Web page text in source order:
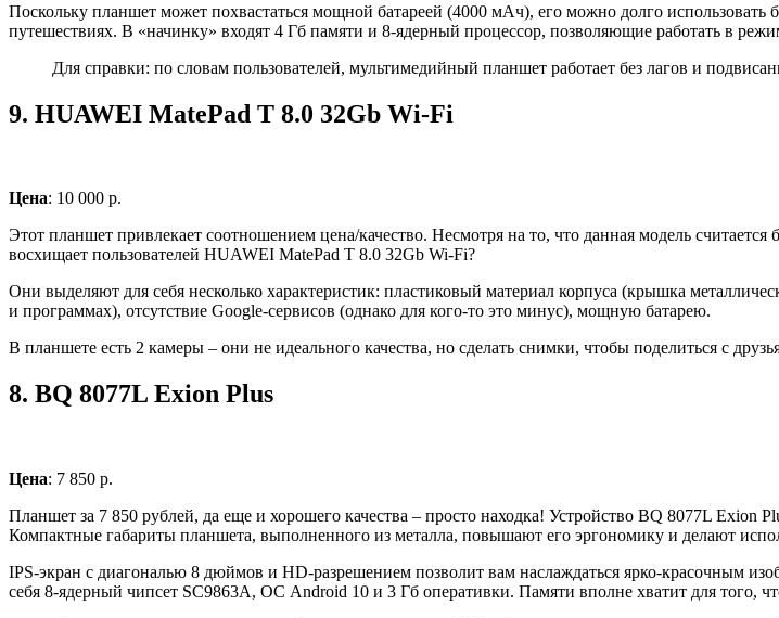
Поскольку планшет может похвастаться мощной батареей (4000 мАч), его можно долго использовать
путешествиях. В «начинку» входят 4 Гб памяти и 8-ядерный процессор, позволяющие работать в
Для справки: по словам пользователей, мультимедийный планшет работает без лагов и
9. HUAWEI MatePad T 8.0 32Gb Wi-Fi
Цена: 10 000 р.
Этот планшет привлекает соотношением цена/качество. Несмотря на то, что данная модель
восхищает пользователей HUAWEI MatePad T 8.0 32Gb Wi-Fi?
Они выделяют для себя несколько характеристик: пластиковый материал корпуса (крышка
и программах), отсутствие Google-сервисов (однако для кого-то это минус), мощную батарею.
В планшете есть 2 камеры – они не идеального качества, но сделать снимки, чтобы поделиться с
8. BQ 8077L Exion Plus
Цена: 7 850 р.
Планшет за 7 850 рублей, да еще и хорошего качества – просто находка! Устройство BQ 8077L
Компактные габариты планшета, выполненного из металла, повышают его эргономику и делают
IPS-экран с диагональю 8 дюймов и HD-разрешением позволит вам наслаждаться ярко-красочным
себя 8-ядерный чипсет SC9863A, ОС Android 10 и 3 Гб оперативки. Памяти вполне хватит для того,